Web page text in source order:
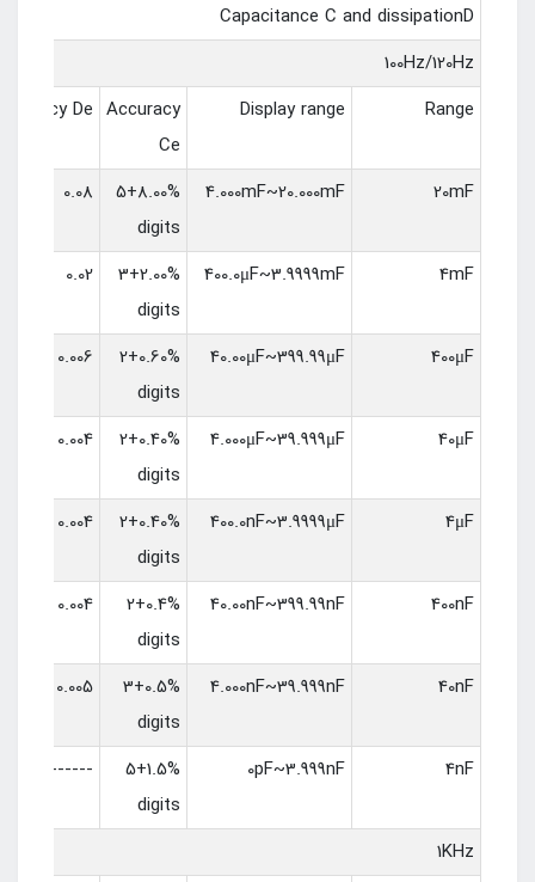
Capacitance C and dissipationD
100Hz/120Hz
Range
Display range
Accuracy
Ce
De
20mF
4.000mF~20.000mF
8.00%+5
digits
0.08
4mF
400.0μF~3.9999mF
2.00%+3
digits
0.02
400μF
40.00μF~399.99μF
0.60%+2
digits
0.006
40μF
4.000μF~39.999μF
0.40%+2
digits
0.004
4μF
400.0nF~3.9999μF
0.40%+2
digits
0.004
400nF
40.00nF~399.99nF
0.4%+2
digits
0.004
40nF
4.000nF~39.999nF
0.5%+3
digits
0.005
4nF
0pF~3.999nF
1.5%+5
digits
------
1KHz